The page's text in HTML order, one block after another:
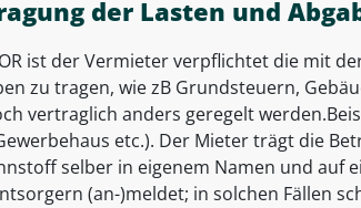
der Lasten und
ist der Vermieter verpflichtet die mit
zu tragen, wie zB Grundsteuern,
vertraglich anders geregelt
etc.). Der Mieter trägt die
selber in eigenem Namen und auf
(an-)meldet; in solchen Fällen